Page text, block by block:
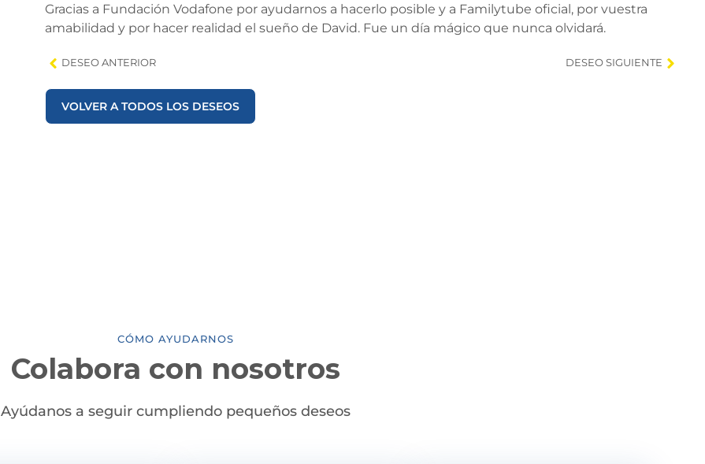
Gracias a Fundación Vodafone por ayudarnos a hacerlo posible y a Familytube oficial, por vuestra
amabilidad y por hacer realidad el sueño de David. Fue un día mágico que nunca olvidará.
DESEO ANTERIOR DESEO SIGUIENTE
VOLVER A TODOS LOS DESEOS
CÓMO AYUDARNOS
Colabora con nosotros
Ayúdanos a seguir cumpliendo pequeños deseos